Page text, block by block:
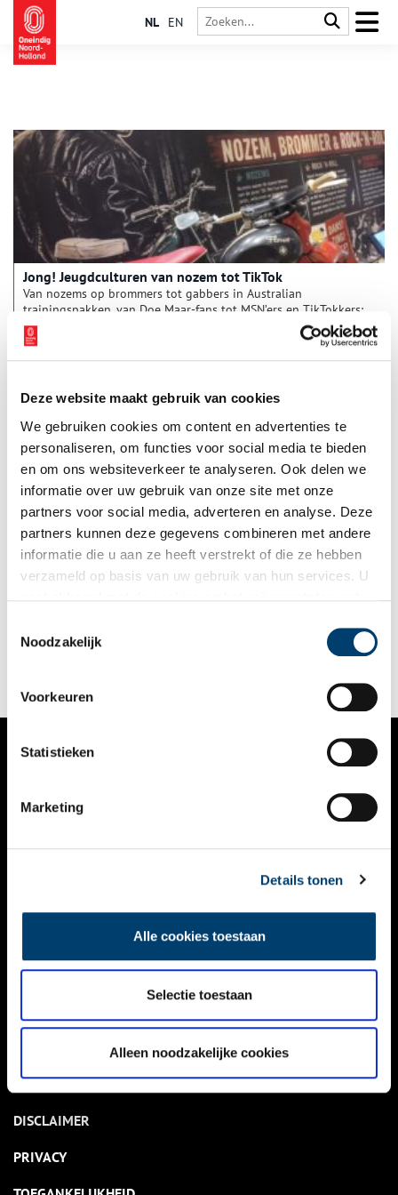
Deze website maakt gebruik van cookies
We gebruiken cookies om content en advertenties te
personaliseren, om functies voor social media te bieden
en om ons websiteverkeer te analyseren. Ook delen we
informatie over uw gebruik van onze site met onze
partners voor social media, adverteren en analyse. Deze
partners kunnen deze gegevens combineren met andere
informatie die u aan ze heeft verstrekt of die ze hebben
verzameld op basis van uw gebruik van hun services. U
Noodzakelijk
Voorkeuren
Statistieken
Marketing
Details tonen
Alle cookies toestaan
Selectie toestaan
Alleen noodzakelijke cookies
NL EN
Jong! Jeugdculturen van nozem tot TikTok
Van nozems op brommers tot gabbers in Australian
trainingspakken, van Doe Maar-fans tot MSN’ers en TikTokkers:
jong zijn zag er in elke generatie anders uit, maar draaide
telkens om hetzelfde verlangen naar vrijheid, vriendschap en
een eigen identiteit. Het Museum van de 20e Eeuw in Hoorn
Jeugdculturen van nozem tot TikTok”, een kleurrijke reis door
ruim zeventig jaar jongerencultuur in Nederland.
Zuiderzeemuseum heeft grootste collectie gapers van het
land
Voor de grootste collectie apotheekgapers van ons land, kun je
zijn maar liefst 25 houten koppen te bewonderen.
NIEUWS
KALENDER
ACTIVITEITEN
NIEUWSBRIEF
DISCLAIMER
PRIVACY